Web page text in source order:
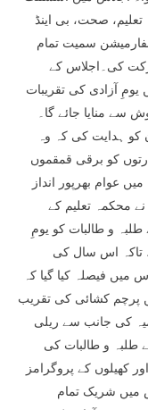
صحت، بی اینڈ
سمیت تمام
کی۔اجلاس کے
یومِ آزادی کی تقریبات
منایا جائے گا۔
کو ہدایت کی کہ وہ
کو برقی قمقموں
عوام بھرپور انداز
محکمہ تعلیم کے
و طالبات کو یومِ
تاکہ اس سال کی
میں فیصلہ کیا گیا کہ
پرچم کشائی کی تقریب
کی جانب سے ریلی
طلبہ و طالبات کی
کھیلوں کے پروگرامز
میں شریک تمام